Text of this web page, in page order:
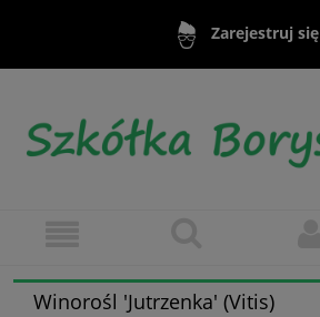
Zarejestruj się
Winorośl 'Jutrzenka' (Vitis)